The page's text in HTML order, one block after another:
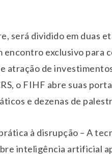
será dividido em duas
encontro exclusivo para
atração de
o FIHF abre suas
e dezenas de
à disrupção – A
inteligência artificial